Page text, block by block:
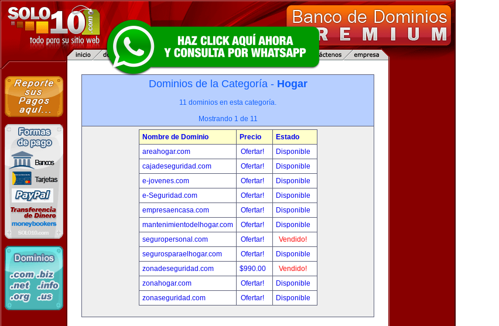
Dominios de la Categoría - Hogar
11 dominios en esta categoría.
Mostrando 1 de 11
Nombre de Dominio Precio
Estado
areahogar.com
Ofertar!
Disponible
cajadeseguridad.com
Ofertar!
Disponible
e-jovenes.com
Ofertar!
Disponible
e-Seguridad.com
Ofertar!
Disponible
empresaencasa.com
Ofertar!
Disponible
mantenimientodelhogar.com
Ofertar!
Disponible
seguropersonal.com
Ofertar!
Vendido!
segurosparaelhogar.com
Ofertar!
Disponible
zonadeseguridad.com
$990.00
Vendido!
zonahogar.com
Ofertar!
Disponible
zonaseguridad.com
Ofertar! Disponible